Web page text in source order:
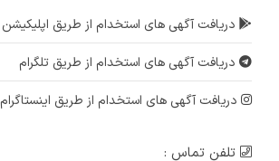
دریافت آگهی های استخدام از طریق اپلیکیشن
دریافت آگهی های استخدام از طریق تلگرام
دریافت آگهی های استخدام از طریق اینستاگرام
تلفن تماس :